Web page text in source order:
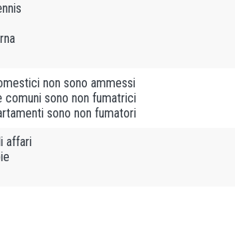
non sono ammessi
comuni sono non fumatrici
sono non fumatori
affari